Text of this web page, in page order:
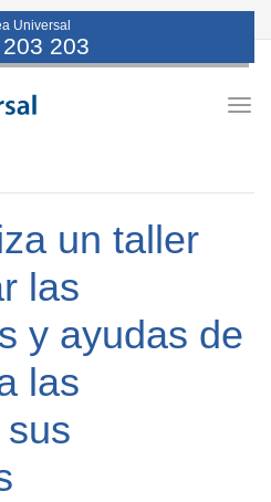
Universal
203
un taller
las
y ayudas de
las